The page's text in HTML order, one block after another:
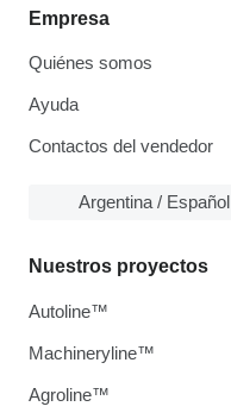
Empresa
Quiénes somos
Ayuda
Contactos del vendedor
Argentina / Español
Nuestros proyectos
Autoline™
Machineryline™
Agroline™